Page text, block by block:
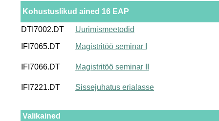
Kohustuslikud ained 16 EAP
DTI7002.DT Uurimismeetodid
IFI7065.DT Magistritöö seminar I
IFI7066.DT Magistritöö seminar II
IFI7221.DT Sissejuhatus erialasse
Valikained